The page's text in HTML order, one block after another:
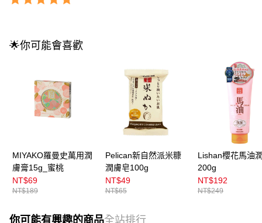
🌟你可能會喜歡
MIYAKO羅曼史萬用潤
膚膏15g_蜜桃
NT$69
NT$189
Pelican新自然派米糠
潤膚皂100g
NT$49
NT$65
Lishan櫻花馬油
200g
NT$192
NT$249
你可能有興趣的商品全站排行